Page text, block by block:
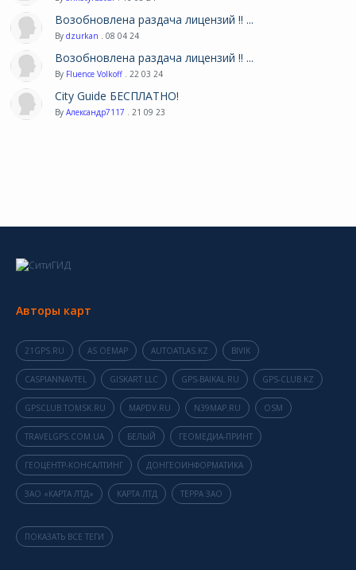
Возобновлена раздача лицензий !! ...
By dzurkan . 08 04 24
Возобновлена раздача лицензий !! ...
By Fluence Volkoff . 22 03 24
City Guide БЕСПЛАТНО!
By Александр7117 . 21 09 23
Авторы карт
21GPS.RU AS OEMAP AUTOATLAS.KZ BIVIK
CASPIANNAVTEL GISKART LLC GPS-BAIKAL.RU GPS-CLUB.KZ
GPSCLUB.TOMSK.RU MAPDV.RU N39MAP.RU OSM
TRAVELGPS.COM.UA БЕЛЫЙ ГЕОМЕДИА-ПРИНТ
ГЕОЦЕНТР-КОНСАЛТИНГ ДОНГЕОИНФОРМАТИКА
ЗАО «КАРТА ЛТД» КАРТА ЛТД ТЕРРА ЗАО
ПОКАЗАТЬ ВСЕ ТЕГИ